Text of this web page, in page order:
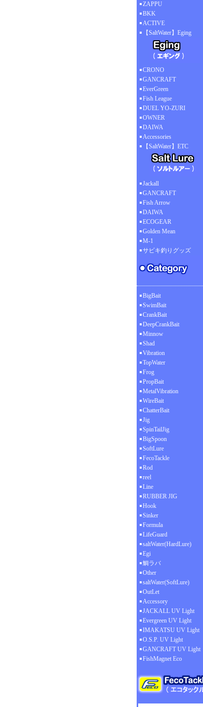
ZAPPU
BKK
ACTIVE
【SaltWater】Eging
CRONO
GANCRAFT
EverGreen
Fish League
DUEL YO-ZURI
OWNER
DAIWA
Accessories
【SaltWater】ETC
Jackall
GANCRAFT
Fish Arrow
DAIWA
ECOGEAR
Golden Mean
M-1
サビキ釣りグッズ
BigBait
SwimBait
CrankBait
DeepCrankBait
Minnow
Shad
Vibration
TopWater
Frog
PropBait
MetalVibration
WireBait
ChatterBait
Jig
SpinTailJig
BigSpoon
SoftLure
FecoTackle
Rod
reel
Line
RUBBER JIG
Hook
Sinker
Formula
LifeGuard
saltWater(HardLure)
Egi
鯛ラバ
Other
saltWater(SoftLure)
OutLet
Accessory
JACKALL UV Light
Evergreen UV Light
IMAKATSU UV Light
O.S.P. UV Light
GANCRAFT UV Light
FishMagnet Eco